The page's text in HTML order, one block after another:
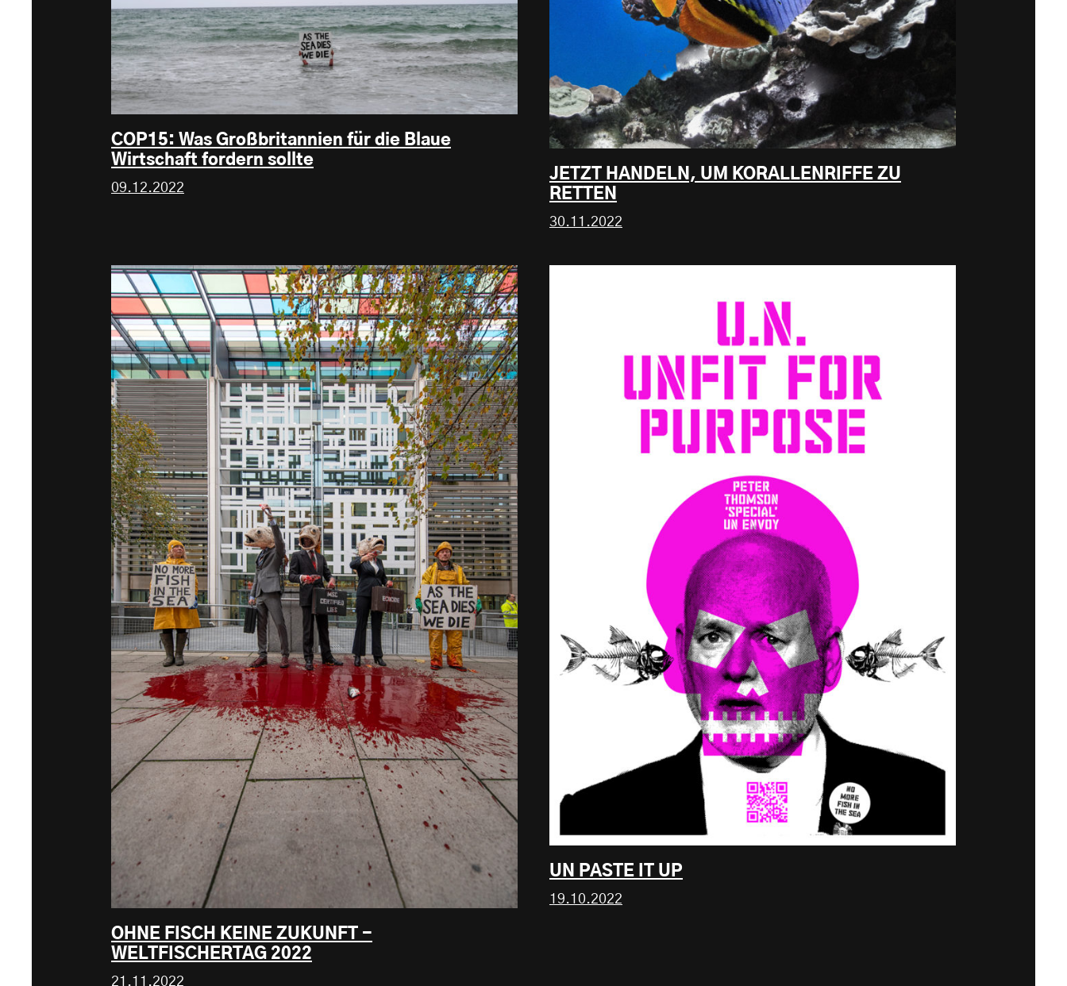
COP15: Was Großbritannien für die Blaue
Wirtschaft fordern sollte
09.12.2022
JETZT HANDELN, UM KORALLENRIFFE ZU
RETTEN
30.11.2022
OHNE FISCH KEINE ZUKUNFT -
WELTFISCHERTAG 2022
21.11.2022
UN PASTE IT UP
19.10.2022